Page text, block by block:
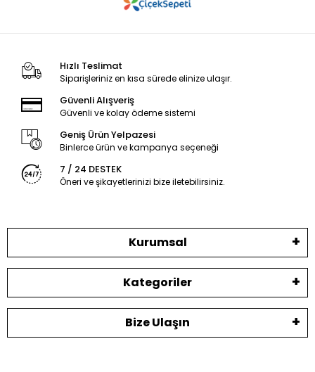
Hızlı Teslimat
Siparişleriniz en kısa sürede elinize ulaşır.
Güvenli Alışveriş
Güvenli ve kolay ödeme sistemi
Geniş Ürün Yelpazesi
Binlerce ürün ve kampanya seçeneği
7 / 24 DESTEK
Öneri ve şikayetlerinizi bize iletebilirsiniz.
Kurumsal
Kategoriler
Bize Ulaşın